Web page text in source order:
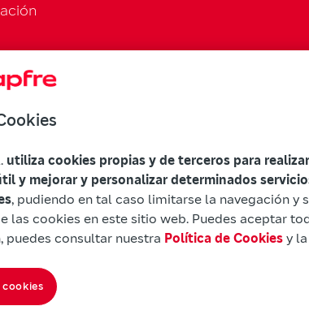
utiliza cookies propias y de terceros para
y mejorar y personalizar determinados
, pudiendo en tal caso limitarse la navegación y
las cookies en este sitio web. Puedes aceptar
puedes consultar nuestra Política de Cookies y la